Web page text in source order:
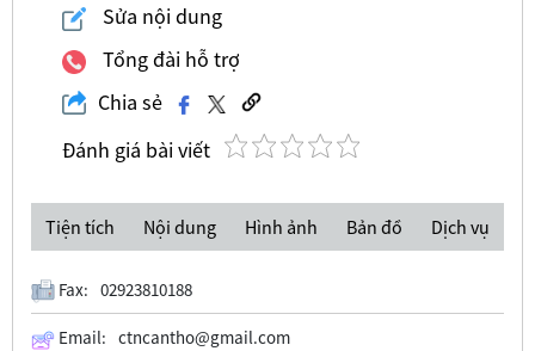
Sửa nội dung
Tổng đài hỗ trợ
Chia sẻ
Đánh giá bài viết
Tiện tích Nội dung Hình ảnh Bản đồ Dịch vụ
Fax: 02923810188
Email: ctncantho@gmail.com